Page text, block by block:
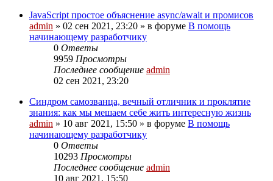
JavaScript простое объяснение async/await и промисов
admin » 02 сен 2021, 23:20 » в форуме В помощь
начинающему разработчику
0 Ответы
9959 Просмотры
Последнее сообщение admin
02 сен 2021, 23:20
Cиндром самозванца, вечный отличник и проклятие
знания: как мы мешаем себе жить интересную жизнь
admin » 10 авг 2021, 15:50 » в форуме В помощь
начинающему разработчику
0 Ответы
10293 Просмотры
Последнее сообщение admin
10 авг 2021, 15:50